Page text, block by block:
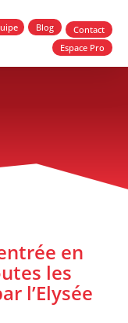
Blog
Contact
Espace Pro
en
les
l’Elysée